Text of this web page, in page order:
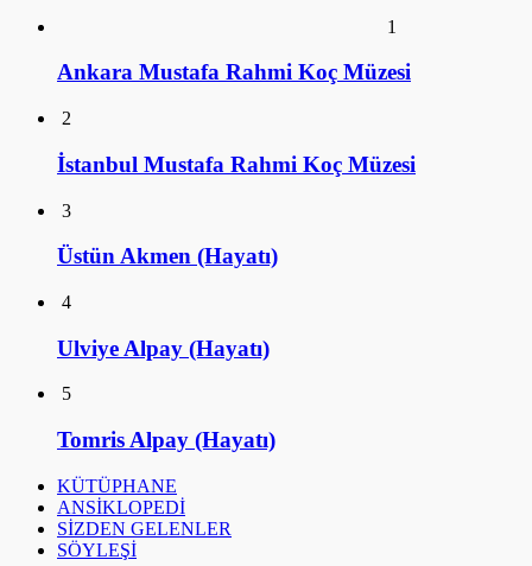
ANSİKLOPEDİ
SİZDEN GELENLER
SÖYLEŞİ
SalakFilozof - Sanat Kütüphanesi. 2016©
href="https://educatorday2023.com/">Pengeluaran HK Lotto
Pengeluaran Macau
Pengeluaran China